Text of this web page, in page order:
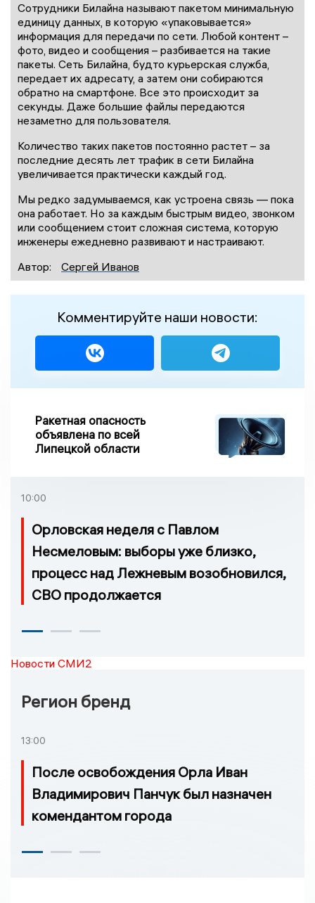
Сотрудники Билайна называют пакетом минимальную
единицу данных, в которую «упаковывается»
информация для передачи по сети. Любой контент –
фото, видео и сообщения – разбивается на такие
пакеты. Сеть Билайна, будто курьерская служба,
передает их адресату, а затем они собираются
обратно на смартфоне. Все это происходит за
секунды. Даже большие файлы передаются
незаметно для пользователя.
Количество таких пакетов постоянно растет – за
последние десять лет трафик в сети Билайна
увеличивается практически каждый год.
Мы редко задумываемся, как устроена связь — пока
она работает. Но за каждым быстрым видео, звонком
или сообщением стоит сложная система, которую
инженеры ежедневно развивают и настраивают.
Автор:
Сергей Иванов
Комментируйте наши новости:
Ракетная опасность
объявлена по всей
Липецкой области
10:00
Орловская неделя с Павлом
Несмеловым: выборы уже близко,
процесс над Лежневым возобновился,
СВО продолжается
Новости СМИ2
Регион бренд
13:00
После освобождения Орла Иван
Владимирович Панчук был назначен
комендантом города